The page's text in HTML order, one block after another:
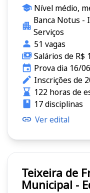
Nível médio,
Banca Notus -
Serviços
51 vagas
Salários de R$
Prova dia 16/
Inscrições de
122 horas de
17 disciplinas
Ver edital
Teixeira de
Municipal -